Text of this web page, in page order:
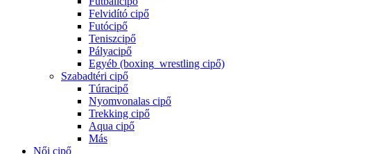
Felvidító cipő
Futócipő
Teniszcipő
Pályacipő
Egyéb (boxing_wrestling cipő)
Szabadtéri cipő
Túracipő
Nyomvonalas cipő
Trekking cipő
Aqua cipő
Más
Női cipő